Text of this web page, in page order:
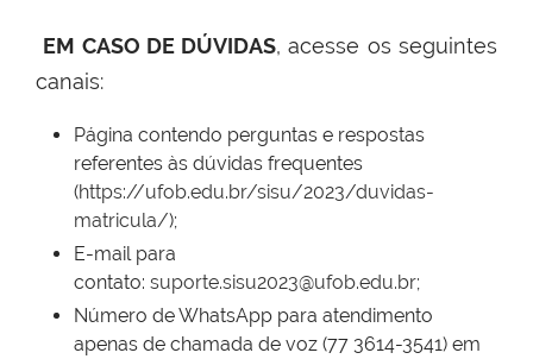
EM CASO DE DÚVIDAS, acesse os seguintes
canais:
Página contendo perguntas e respostas
referentes às dúvidas frequentes
(https://ufob.edu.br/sisu/2023/duvidas-
matricula/);
E-mail para
contato: suporte.sisu2023@ufob.edu.br;
Número de WhatsApp para atendimento
apenas de chamada de voz (77 3614-3541) em